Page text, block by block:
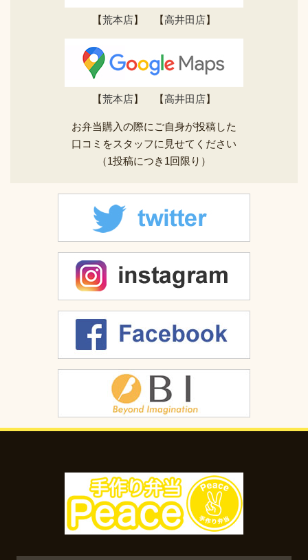
【荒本店】 【高井田店】
【荒本店】 【高井田店】
お弁当購入の際にご自身が投稿した
口コミをスタッフに見せてください
（1投稿につき1回限り）